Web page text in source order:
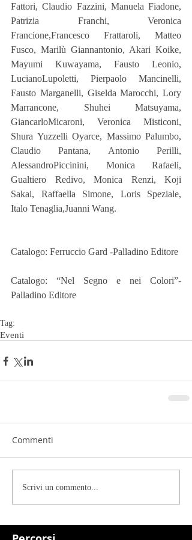
Fattori, Claudio Fazzini, Manuela Fiadone,
Patrizia Franchi, Veronica
Francione,Francesco Frattaroli, Matteo
Fusco, Marilù Giannantonio, Akari Koike,
Mayumi Kuwayama, Fausto Leonio,
LucianoLupoletti, Pierpaolo Mancinelli,
Fausto Marganelli, Giselda Marocchi, Lory
Marrancone, Shuhei Matsuyama,
GiancarloMicaroni, Veronica Misticoni,
Shura Yuzzelli Oyarce, Massimo Palumbo,
Claudio Pantana, Antonio Perilli,
AlessandroPiccinini, Monica Rafaeli,
Gualtiero Redivo, Monica Renzi, Koji
Sakai, Raffaella Simone, Loris Speziale,
Italo Tenaglia,Juanni Wang.
Catalogo: Ferruccio Gard -Palladino Editore
Catalogo: “Nel Segno e nei Colori”-
Palladino Editore
Tag:
Eventi
Commenti
Scrivi un commento...